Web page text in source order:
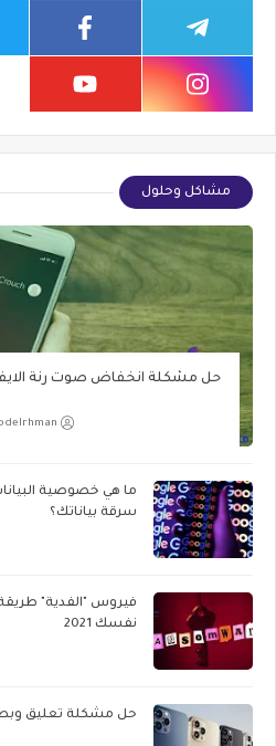
مشاكل وحلول
حل مشكلة انخفاض صوت رنة
ما هي خصوصية
سرقة بياناتك؟
فيروس "الفدية"
نفسك 2021
حل مشكلة تعليق